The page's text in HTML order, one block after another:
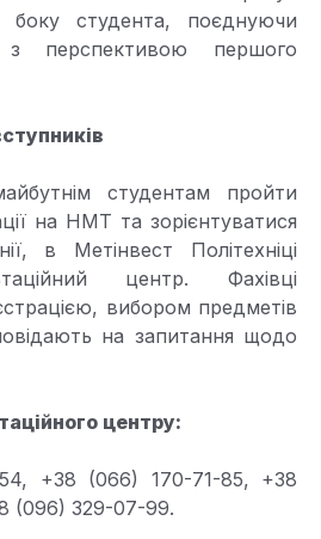
боку студента, поєднуючи
з перспективою першого
студентам пройти
на НМТ та зорієнтуватися
в Метінвест Політехніці
центр. Фахівці
вибором предметів
на запитання щодо
центру:
+38 (066) 170-71-85, +38
(096) 329-07-99.